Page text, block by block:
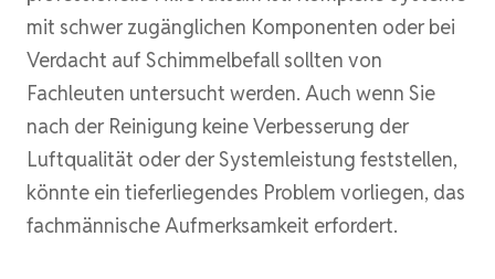
mit schwer zugänglichen Komponenten oder bei
Verdacht auf Schimmelbefall sollten von
Fachleuten untersucht werden. Auch wenn Sie
nach der Reinigung keine Verbesserung der
Luftqualität oder der Systemleistung feststellen,
könnte ein tieferliegendes Problem vorliegen, das
fachmännische Aufmerksamkeit erfordert.